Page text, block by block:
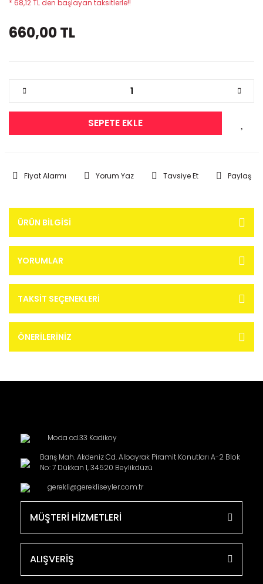
* 68,12 TL den başlayan taksitlerle!!
660,00 TL
SEPETE EKLE
Fiyat Alarmı Yorum Yaz Tavsiye Et Paylaş
ÜRÜN BILGISI
YORUMLAR
TAKSIT SEÇENEKLERI
ÖNERILERINIZ
Moda cd.33 Kadikoy
Barış Mah. Akdeniz Cd. Albayrak Piramit Konutları A-2 Blok
No: 7 Dükkan 1, 34520 Beylikdüzü
gerekli@gerekliseyler.com.tr
MÜŞTERİ HİZMETLERİ
ALIŞVERİŞ